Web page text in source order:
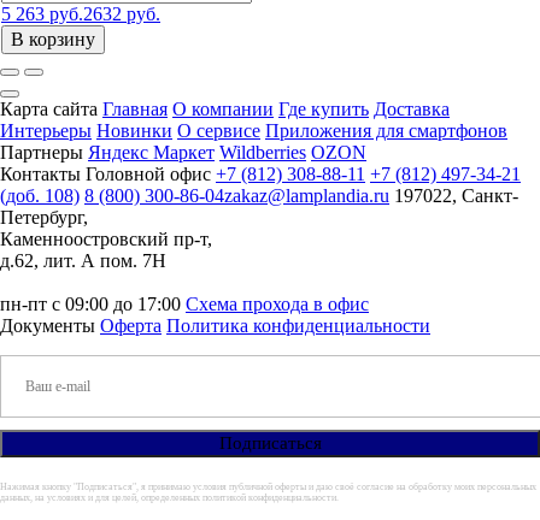
5 263 руб.2632 руб.
В корзину
Карта сайта Главная О компании Где купить Доставка
Интерьеры Новинки О сервисе Приложения для смартфонов
Партнеры Яндекс Маркет Wildberries OZON
Контакты Головной офис +7 (812) 308-88-11 +7 (812) 497-34-21
(доб. 108) 8 (800) 300-86-04zakaz@lamplandia.ru 197022, Санкт-
Петербург,
Каменноостровский пр-т,
д.62, лит. А пом. 7Н
пн-пт с 09:00 до 17:00 Схема прохода в офис
Документы Оферта Политика конфиденциальности
Нажимая кнопку "Подписаться", я принимаю условия публичной оферты и даю своё согласие на обработку моих персональных
данных, на условиях и для целей, определенных политикой конфиденциальности.